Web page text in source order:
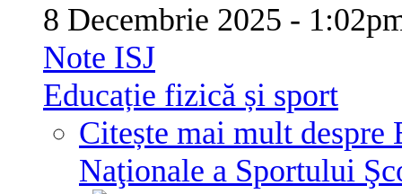
8 Decembrie 2025 -
Note ISJ
Educație fizică și sport
Citește mai mult despre
Naţionale a Sportului